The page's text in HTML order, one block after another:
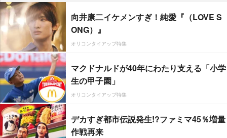
向井康二イケメンすぎ！純愛『（LOVE S
ONG）』
オリコンタイアップ特集
マクドナルドが40年にわたり支える「小学
生の甲子園」
オリコンタイアップ特集
デカすぎ都市伝説発生!?ファミマ45％増量
作戦再来